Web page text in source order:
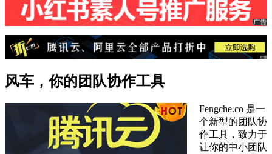
风车，你的团队协作工具
Fengche.co 是一
个新型的团队协
作工具，致力于
让你的中小团队